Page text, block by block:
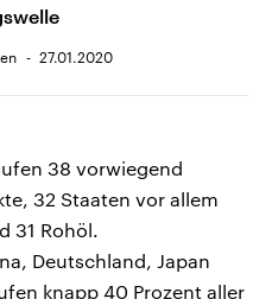
27.01.2020
38 vorwiegend
32 Staaten vor allem
31 Rohöl.
Deutschland, Japan
knapp 40 Prozent aller